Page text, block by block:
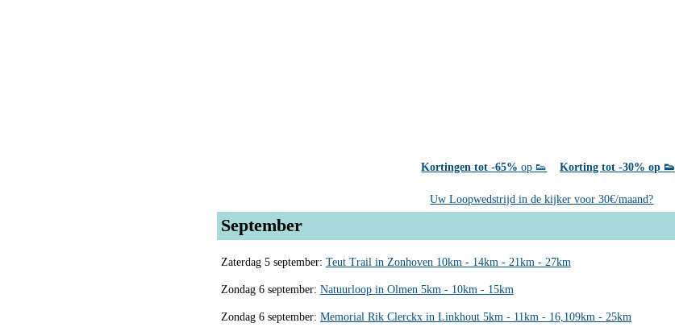
Kortingen tot -65% op 👟 Korting tot -30% op 👟
Uw Loopwedstrijd in de kijker voor 30€/maand?
September
Zaterdag 5 september: Teut Trail in Zonhoven 10km - 14km - 21km - 27km
Zondag 6 september: Natuurloop in Olmen 5km - 10km - 15km
Zondag 6 september: Memorial Rik Clerckx in Linkhout 5km - 11km - 16,109km - 25km